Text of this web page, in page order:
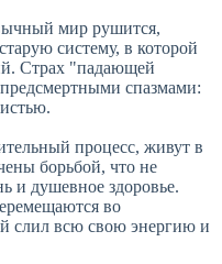
мир рушится,
систему, в которой
Страх "падающей
спазмами:
процесс, живут в
борьбой, что не
и душевное здоровье.
во
слил всю свою энергию и